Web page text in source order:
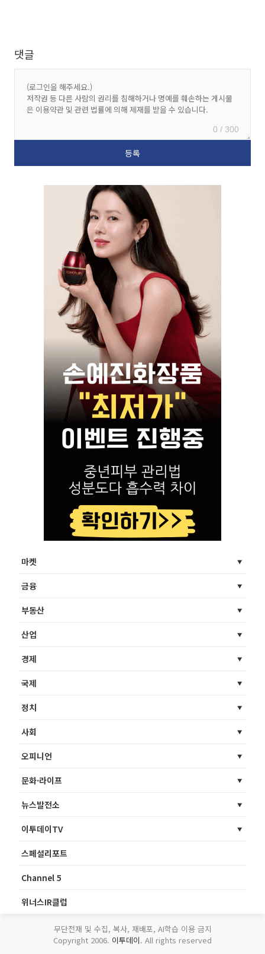
댓글
0 / 300
마켓
금융
부동산
산업
경제
국제
정치
사회
오피니언
문화·라이프
뉴스발전소
이투데이TV
스페셜리포트
Channel 5
위너스IR클럽
무단전재 및 수집, 복사, 재배포, AI학습 이용 금지
Copyright 2006. 이투데이. All rights reserved